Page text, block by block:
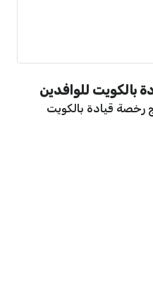
بالكويت للوافدين
رخصة قيادة بالكويت